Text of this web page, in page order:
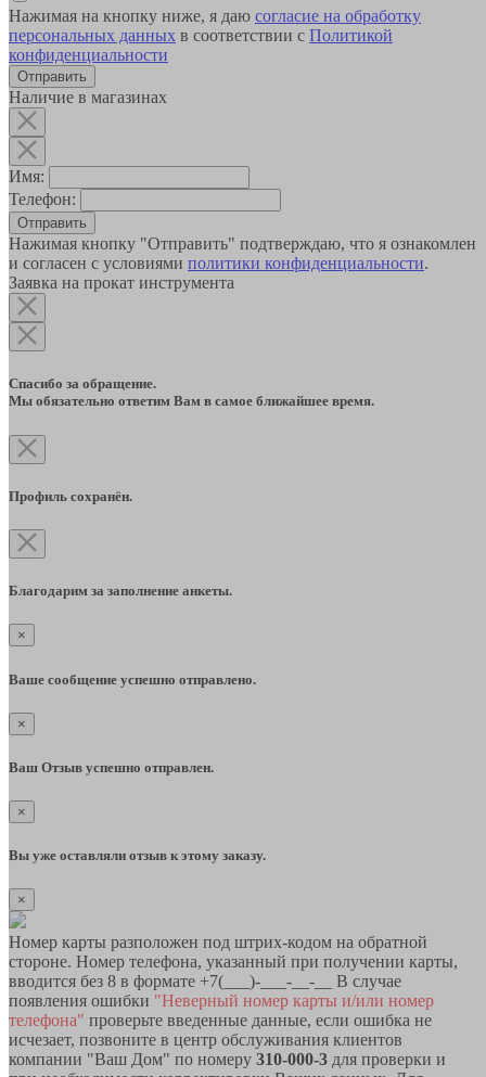
Нажимая на кнопку ниже, я даю согласие на обработку
персональных данных в соответствии с Политикой
конфиденциальности
Наличие в магазинах
Имя:
Телефон:
Отправить
Нажимая кнопку "Отправить" подтверждаю, что я ознакомлен
и согласен с условиями политики конфиденциальности.
Заявка на прокат инструмента
Спасибо за обращение.
Мы обязательно ответим Вам в самое ближайшее время.
Профиль сохранён.
Благодарим за заполнение анкеты.
×
Ваше сообщение успешно отправлено.
×
Ваш Отзыв успешно отправлен.
×
Вы уже оставляли отзыв к этому заказу.
×
Номер карты разположен под штрих-кодом на обратной
стороне. Номер телефона, указанный при получении карты,
вводится без 8 в формате +7(___)-___-__-__ В случае
появления ошибки "Неверный номер карты и/или номер
телефона" проверьте введенные данные, если ошибка не
исчезает, позвоните в центр обслуживания клиентов
компании "Ваш Дом" по номеру 310-000-3 для проверки и